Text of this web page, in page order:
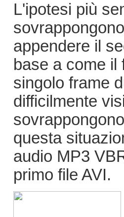
L'ipotesi più
appendere il
base a come
singolo frame
difficilmente
questa
audio MP3
primo file AVI.